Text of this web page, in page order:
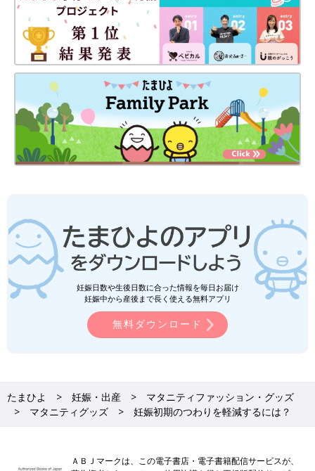
妊娠日数や生後日数に合った情報を毎日お届け
妊娠中から産後まで長く使える無料アプリ
無料ダウンロード
たまひよ 妊娠・出産
マタニティファッション・グッズ
マタニティグッズ
妊娠初期のつわりを軽減するには？
ＡＢＪマークは、この電子書店・電子書籍配信サービスが、